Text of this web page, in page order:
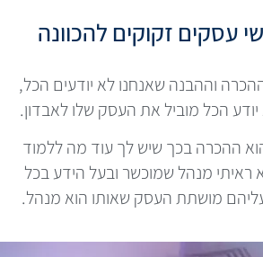
עסקים זקוקים להכוונה
וההבנה שאנחנו לא יודעים הכל,
הכל מוביל את העסק שלו לאבדון.
ההכרה בכך שיש לך עוד מה ללמוד
ראיתי מנהל שמוכשר ובעל הידע בכל
מושתת העסק שאותו הוא מנהל.